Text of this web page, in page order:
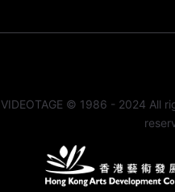
VIDEOTAGE © 1986 - 2024 All